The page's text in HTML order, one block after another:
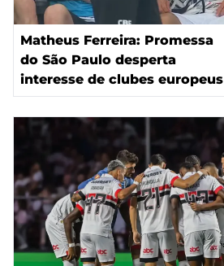
Matheus Ferreira: Promessa
do São Paulo desperta
interesse de clubes europeus